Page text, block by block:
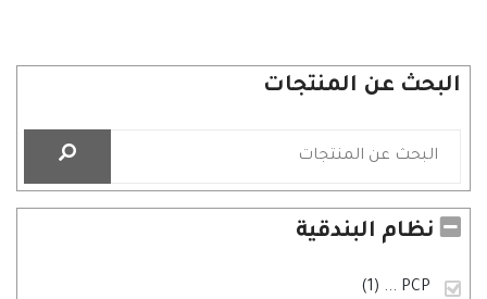
البحث عن المنتجات
نظام البندقية
PCP
... (1)